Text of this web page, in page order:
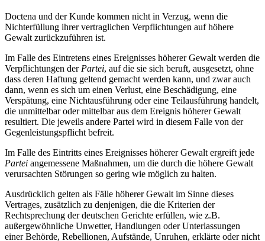
Doctena und der Kunde kommen nicht in Verzug, wenn die
Nichterfüllung ihrer vertraglichen Verpflichtungen auf höhere
Gewalt zurückzuführen ist.
Im Falle des Eintretens eines Ereignisses höherer Gewalt werden die
Verpflichtungen der Partei, auf die sie sich beruft, ausgesetzt, ohne
dass deren Haftung geltend gemacht werden kann, und zwar auch
dann, wenn es sich um einen Verlust, eine Beschädigung, eine
Verspätung, eine Nichtausführung oder eine Teilausführung handelt,
die unmittelbar oder mittelbar aus dem Ereignis höherer Gewalt
resultiert. Die jeweils andere Partei wird in diesem Falle von der
Gegenleistungspflicht befreit.
Im Falle des Eintritts eines Ereignisses höherer Gewalt ergreift jede
Partei angemessene Maßnahmen, um die durch die höhere Gewalt
verursachten Störungen so gering wie möglich zu halten.
Ausdrücklich gelten als Fälle höherer Gewalt im Sinne dieses
Vertrages, zusätzlich zu denjenigen, die die Kriterien der
Rechtsprechung der deutschen Gerichte erfüllen, wie z.B.
außergewöhnliche Unwetter, Handlungen oder Unterlassungen
einer Behörde, Rebellionen, Aufstände, Unruhen, erklärte oder nicht